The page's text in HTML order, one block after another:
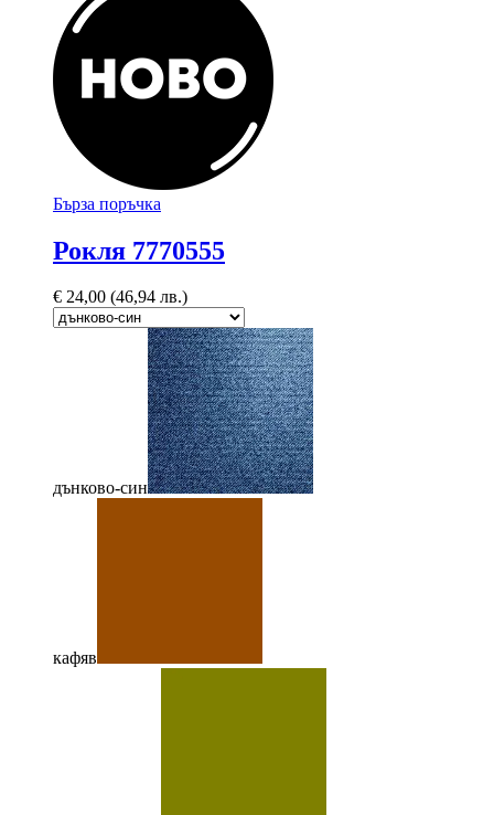
Бърза поръчка
Рокля 7770555
€ 24,00 (46,94 лв.)
дънково-син
кафяв